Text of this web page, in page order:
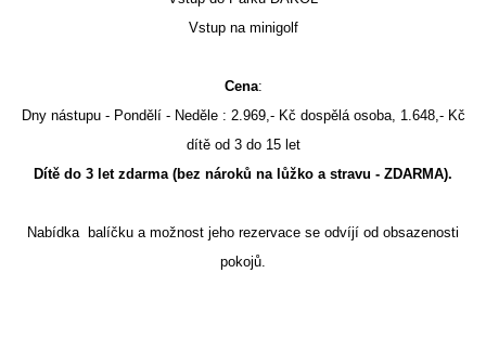
Vstup na minigolf
Cena:
Dny nástupu - Pondělí - Neděle : 2.969,- Kč dospělá osoba, 1.648,- Kč
dítě od 3 do 15 let
Dítě do 3 let zdarma (bez nároků na lůžko a stravu - ZDARMA).
Nabídka balíčku a možnost jeho rezervace se odvíjí od obsazenosti
pokojů.